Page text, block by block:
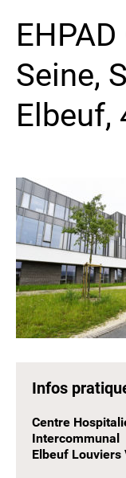
Seine,
Elbeuf,
Infos
Centre
Intercommunal
Elbeuf Louviers